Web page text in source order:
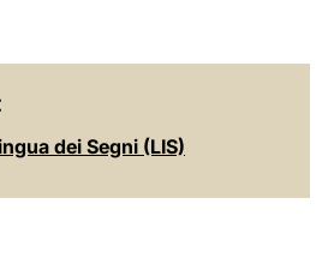
dei Segni (LIS)